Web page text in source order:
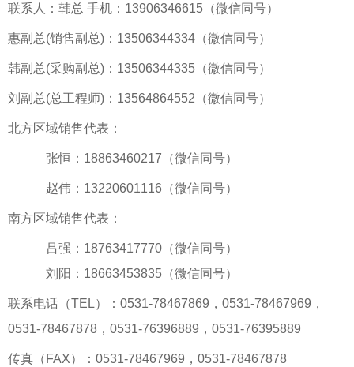
联系人：韩总 手机：13906346615（微信同号）
惠副总(销售副总)：13506344334（微信同号）
韩副总(采购副总)：13506344335（微信同号）
刘副总(总工程师)：13564864552（微信同号）
北方区域销售代表：
张恒：18863460217（微信同号）
赵伟：13220601116（微信同号）
南方区域销售代表：
吕强：18763417770（微信同号）
刘阳：18663453835（微信同号）
联系电话（TEL）：0531-78467869，0531-78467969，
0531-78467878，0531-76396889，0531-76395889
传真（FAX）：0531-78467969，0531-78467878